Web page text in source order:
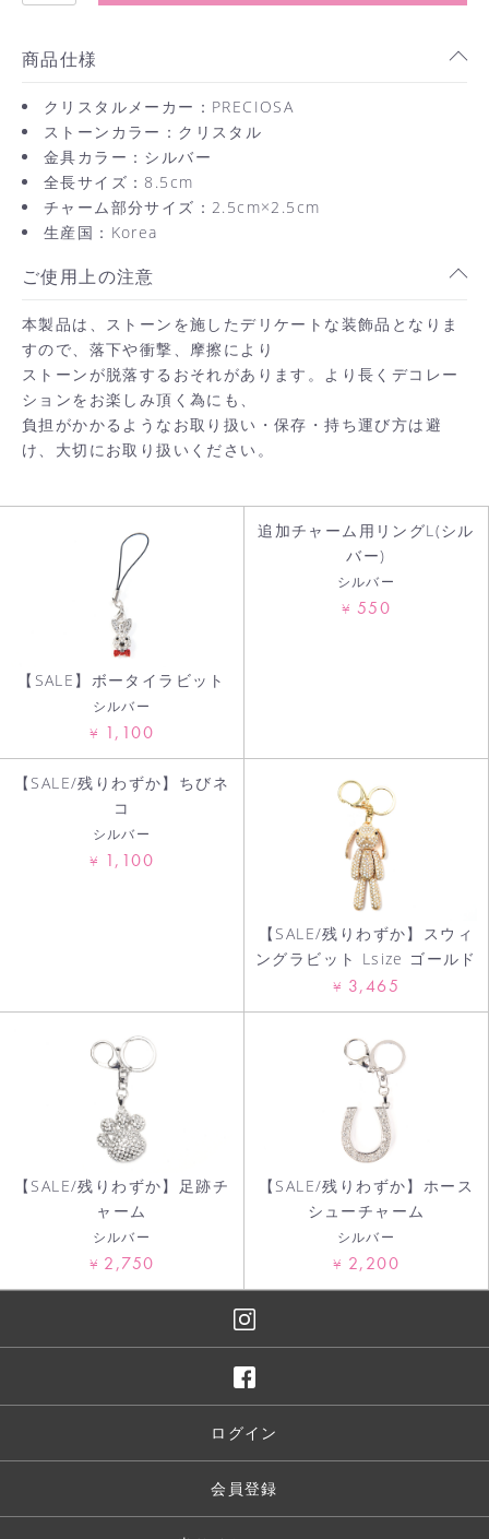
お買い物を続ける
商品仕様
クリスタルメーカー：PRECIOSA
ストーンカラー：クリスタル
金具カラー：シルバー
全長サイズ：8.5cm
チャーム部分サイズ：2.5cm×2.5cm
生産国：Korea
ご使用上の注意
本製品は、ストーンを施したデリケートな装飾品となりま
すので、落下や衝撃、摩擦により
ストーンが脱落するおそれがあります。より長くデコレー
ションをお楽しみ頂く為にも、
負担がかかるようなお取り扱い・保存・持ち運び方は避
け、大切にお取り扱いください。
【SALE】ボータイラビット
シルバー
¥ 1,100
追加チャーム用リングL(シル
バー)
シルバー
¥ 550
【SALE/残りわずか】ちびネ
コ
シルバー
¥ 1,100
【SALE/残りわずか】スウィ
ングラビット Lsize ゴールド
¥ 3,465
【SALE/残りわずか】足跡チ
ャーム
シルバー
¥ 2,750
【SALE/残りわずか】ホース
シューチャーム
シルバー
¥ 2,200
ログイン
会員登録